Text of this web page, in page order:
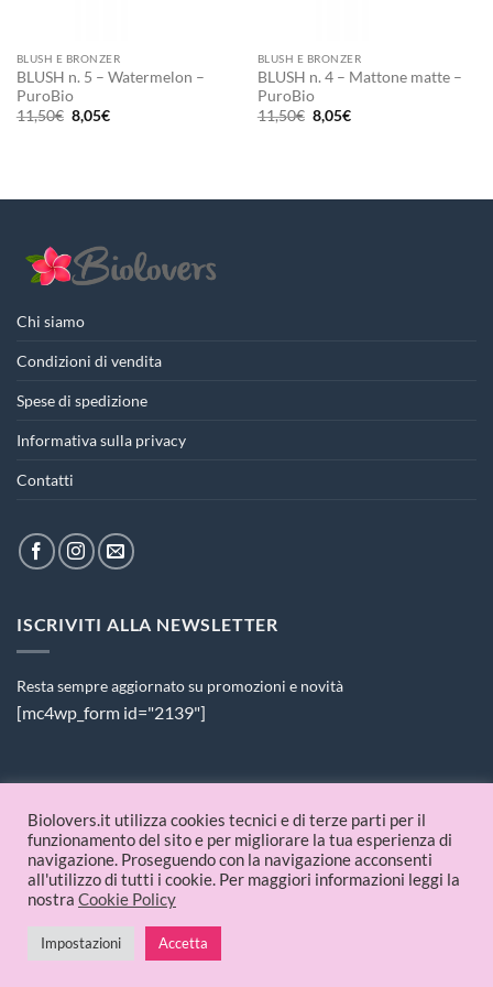
BLUSH E BRONZER
BLUSH n. 5 – Watermelon –
PuroBio
11,50€ Il
prezzo
8,05€Il
BLUSH E BRONZER
BLUSH n. 4 – Mattone matte –
PuroBio
11,50€ Il
prezzo
8,05€Il
Chi siamo
Condizioni di vendita
Spese di spedizione
Informativa sulla privacy
Contatti
ISCRIVITI ALLA NEWSLETTER
Resta sempre aggiornato su promozioni e novità
[mc4wp_form id="2139"]
PAGAMENTI ACCETTATI
© 2026 Biolovers.it | P.IVA 09336481214
Biolovers.it utilizza cookies tecnici e di terze parti per il
funzionamento del sito e per migliorare la tua esperienza di
navigazione. Proseguendo con la navigazione acconsenti
all'utilizzo di tutti i cookie. Per maggiori informazioni leggi la
nostra Cookie Policy
Impostazioni Accetta